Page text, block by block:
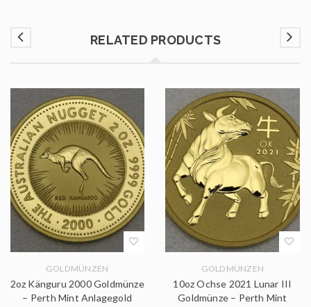
RELATED PRODUCTS
GOLDMÜNZEN
2oz Känguru 2000 Goldmünze
– Perth Mint Anlagegold
GOLDMÜNZEN
10oz Ochse 2021 Lunar III
Goldmünze – Perth Mint